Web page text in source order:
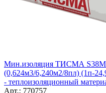
Мин.изоляция ТИСМА
(0,624м3/6,240м2/8пл) (1п-
- теплоизоляционный
Арт.: 770757